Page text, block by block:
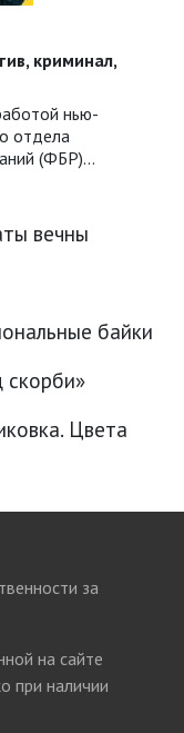
криминал,
нью-
отдела
(ФБР)...
вечны
байки
скорби»
Цвета
за
на сайте
при наличии